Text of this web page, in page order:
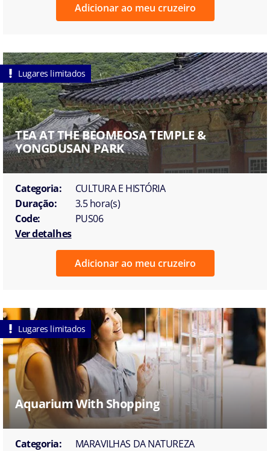
Adicionar ao meu cruzeiro
Lugares limitados
TEA AT THE BEOMEOSA TEMPLE &
YONGDUSAN PARK
Categoria:
CULTURA E HISTÓRIA
Duração:
3.5 hora(s)
Code:
PUS06
Ver detalhes
Adicionar ao meu cruzeiro
Lugares limitados
Aquarium With Shopping
Categoria: MARAVILHAS DA NATUREZA